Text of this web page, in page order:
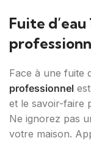
Fuite d’eau
Face à une fuite
professionnel
et le savoir-faire
Ne ignorez pas
votre maison.